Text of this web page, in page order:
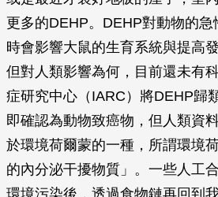
更多的DEHP。DEHP對動物的
時會影響大鼠的生育系統與提高
但對人類影響為何，目前還未有
症研究中心（IARC）將DEHP歸
即確認為動物致癌物，但人類資
於環境荷爾蒙的一種，所謂環境
的內分泌干擾物質」。一些人工
環境污染後，透過食物鏈再回到